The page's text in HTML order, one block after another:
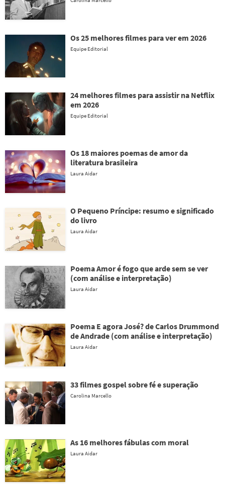
Os 25 melhores filmes para ver em 2026
Equipe Editorial
24 melhores filmes para assistir na Netflix
em 2026
Equipe Editorial
Os 18 maiores poemas de amor da
literatura brasileira
Laura Aidar
O Pequeno Príncipe: resumo e significado
do livro
Laura Aidar
Poema Amor é fogo que arde sem se ver
(com análise e interpretação)
Laura Aidar
Poema E agora José? de Carlos Drummond
de Andrade (com análise e interpretação)
Laura Aidar
33 filmes gospel sobre fé e superação
Carolina Marcello
As 16 melhores fábulas com moral
Laura Aidar